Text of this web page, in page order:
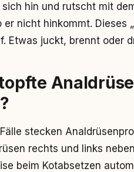
sich hin und rutscht mit
nicht hinkommt. Dieses
Etwas juckt, brennt oder
stecken
rechts und links
beim Kotabsetzen